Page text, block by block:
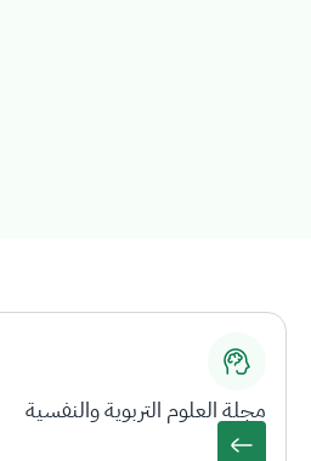
مجلة العلوم التربوية والنفسية